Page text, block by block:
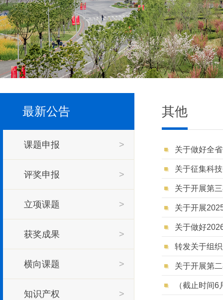
最新公告
课题申报 >
评奖申报 >
立项课题 >
获奖成果 >
横向课题 >
知识产权 >
其他
关于做好全
关于征集科
关于开展第
关于开展
关于做好
转发关于组
关于开展第
（截止时间